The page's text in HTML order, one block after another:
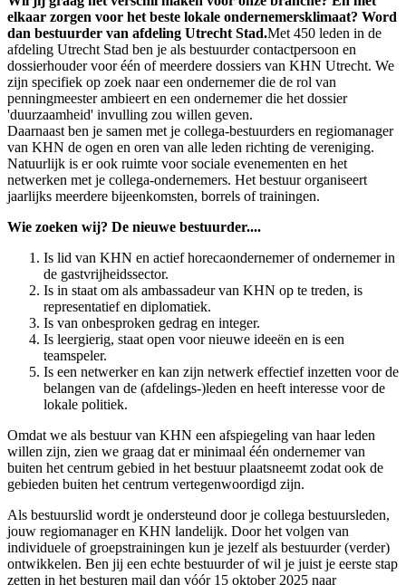
elkaar zorgen voor het beste lokale ondernemersklimaat? Word
dan bestuurder van afdeling Utrecht Stad.Met 450 leden in de
afdeling Utrecht Stad ben je als bestuurder contactpersoon en
dossierhouder voor één of meerdere dossiers van KHN Utrecht. We
zijn specifiek op zoek naar een ondernemer die de rol van
penningmeester ambieert en een ondernemer die het dossier
'duurzaamheid' invulling zou willen geven.
Daarnaast ben je samen met je collega-bestuurders en regiomanager
van KHN de ogen en oren van alle leden richting de vereniging.
Natuurlijk is er ook ruimte voor sociale evenementen en het
netwerken met je collega-ondernemers. Het bestuur organiseert
jaarlijks meerdere bijeenkomsten, borrels of trainingen.
Wie zoeken wij? De nieuwe bestuurder....
Is lid van KHN en actief horecaondernemer of ondernemer in
de gastvrijheidssector.
Is in staat om als ambassadeur van KHN op te treden, is
representatief en diplomatiek.
Is van onbesproken gedrag en integer.
Is leergierig, staat open voor nieuwe ideeën en is een
teamspeler.
Is een netwerker en kan zijn netwerk effectief inzetten voor de
belangen van de (afdelings-)leden en heeft interesse voor de
lokale politiek.
Omdat we als bestuur van KHN een afspiegeling van haar leden
willen zijn, zien we graag dat er minimaal één ondernemer van
buiten het centrum gebied in het bestuur plaatsneemt zodat ook de
gebieden buiten het centrum vertegenwoordigd zijn.
Als bestuurslid wordt je ondersteund door je collega bestuursleden,
jouw regiomanager en KHN landelijk. Door het volgen van
individuele of groepstrainingen kun je jezelf als bestuurder (verder)
ontwikkelen. Ben jij een echte bestuurder of wil je juist je eerste stap
zetten in het besturen mail dan vóór 15 oktober 2025 naar